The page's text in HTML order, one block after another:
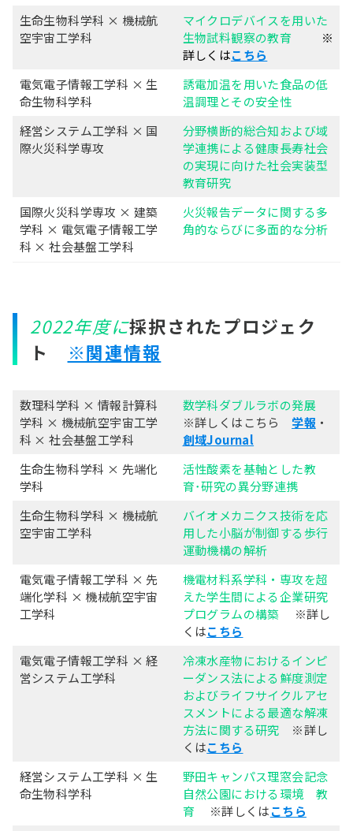
生命生物科学科 × 機械航
空宇宙工学科
マイクロデバイスを用いた
生物試料観察の教育
※
詳しくはこちら
電気電子情報工学科 × 生
命生物科学科
誘電加温を用いた食品の低
温調理とその安全性
経営システム工学科 × 国
際火災科学専攻
分野横断的総合知および域
学連携による健康長寿社会
の実現に向けた社会実装型
教育研究
国際火災科学専攻 × 建築
学科 × 電気電子情報工学
科 × 社会基盤工学科
火災報告データに関する多
角的ならびに多面的な分析
2022年度に採択されたプロジェク
ト
※関連情報
数理科学科 × 情報計算科
学科 × 機械航空宇宙工学
科 × 社会基盤工学科
数学科ダブルラボの発展
※詳しくはこちら 学報 ・
創域Journal
生命生物科学科 × 先端化
学科
活性酸素を基軸とした教
育･研究の異分野連携
生命生物科学科 × 機械航
空宇宙工学科
バイオメカニクス技術を応
用した小脳が制御する歩行
運動機構の解析
電気電子情報工学科 × 先
端化学科 × 機械航空宇宙
工学科
機電材料系学科・専攻を超
えた学生間による企業研究
プログラムの構築 ※詳し
くはこちら
電気電子情報工学科 × 経
営システム工学科
冷凍水産物におけるインピ
ーダンス法による鮮度測定
およびライフサイクルアセ
スメントによる最適な解凍
方法に関する研究 ※詳し
くはこちら
経営システム工学科 × 生
命生物科学科
野田キャンパス理窓会記念
自然公園における環境 教
育※詳しくはこちら